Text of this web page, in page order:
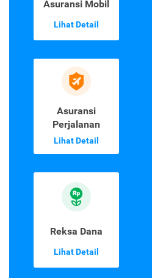
Asuransi Mobil
Lihat Detail
Asuransi
Perjalanan
Lihat Detail
Reksa Dana
Lihat Detail